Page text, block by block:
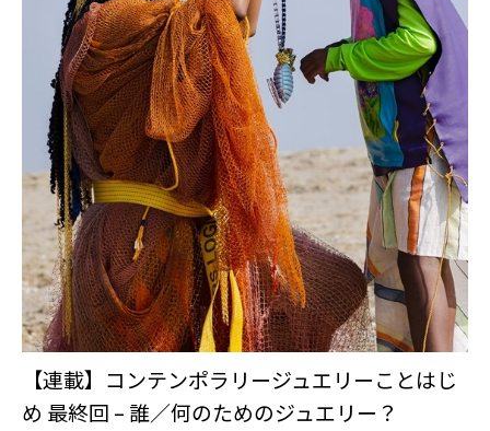
【連載】コンテンポラリージュエリーことはじ
め 最終回 – 誰／何のためのジュエリー？